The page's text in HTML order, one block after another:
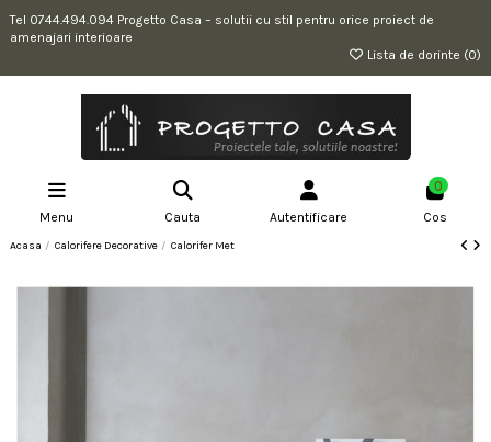
Tel 0744.494.094 Progetto Casa – solutii cu stil pentru orice proiect de
amenajari interioare
Lista de dorinte (0)
Menu Cauta Autentificare
0
Cos
Acasa Calorifere Decorative Calorifer Met